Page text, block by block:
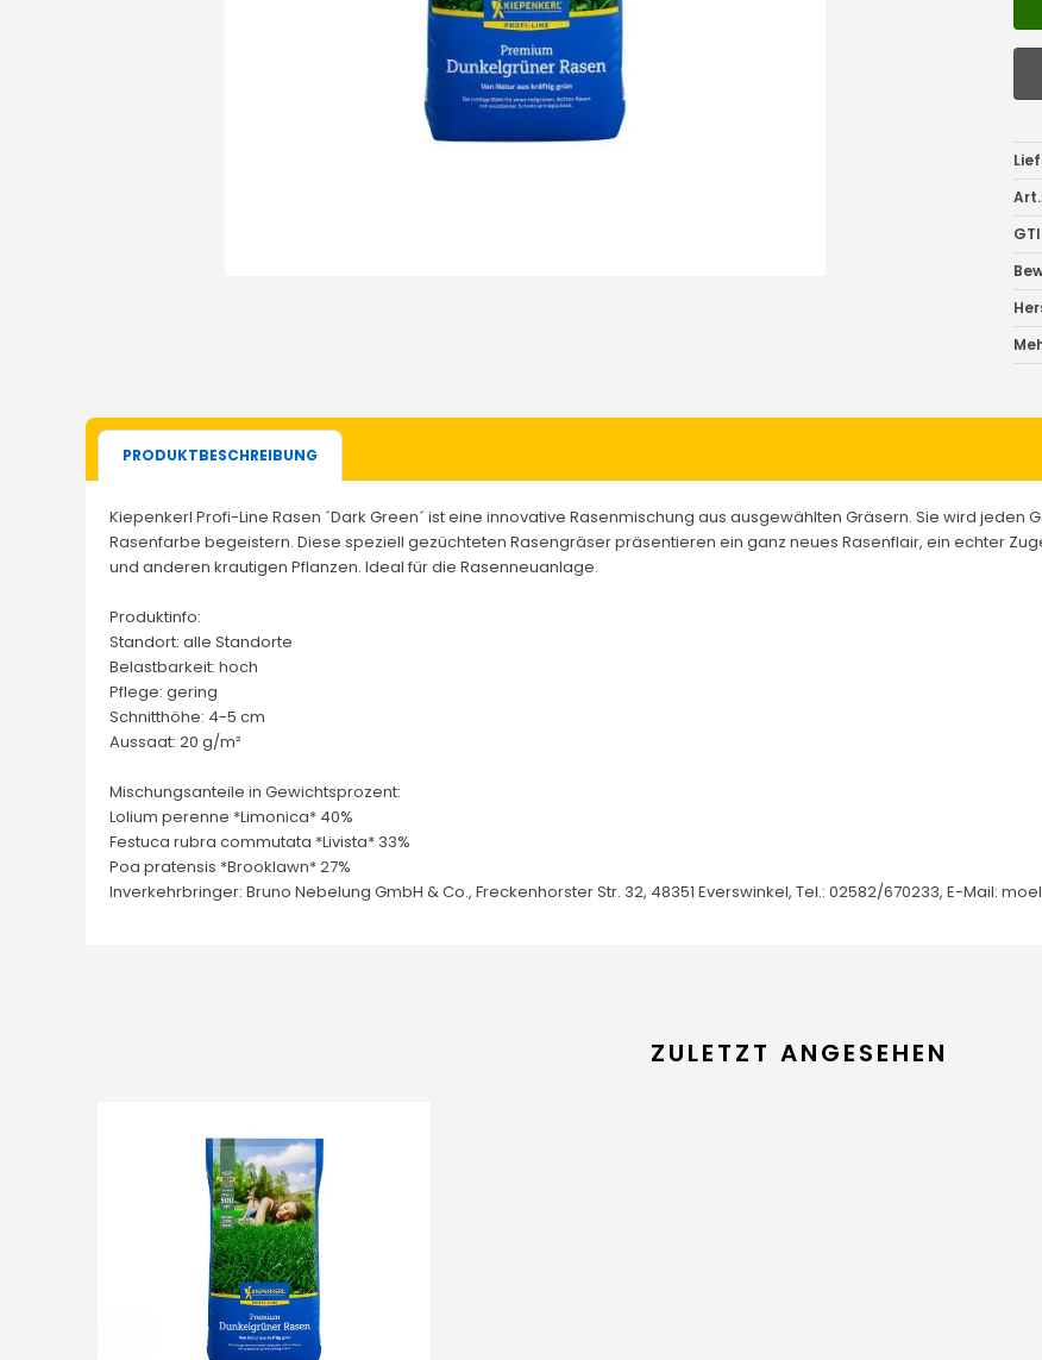
PRODUKTBESCHREIBUNG
Kiepenkerl Profi-Line Rasen ´Dark Green´ ist eine innovative Rasenmischung aus ausgewählten Gräsern. Sie wird
Rasenfarbe begeistern. Diese speziell gezüchteten Rasengräser präsentieren ein ganz neues Rasenflair, ein echter
und anderen krautigen Pflanzen. Ideal für die Rasenneuanlage.
Produktinfo:
Standort: alle Standorte
Belastbarkeit: hoch
Pflege: gering
Schnitthöhe: 4-5 cm
Aussaat: 20 g/m²
Mischungsanteile in Gewichtsprozent:
Lolium perenne *Limonica* 40%
Festuca rubra commutata *Livista* 33%
Poa pratensis *Brooklawn* 27%
Inverkehrbringer: Bruno Nebelung GmbH & Co., Freckenhorster Str. 32, 48351 Everswinkel, Tel.: 02582/670233, E-Mail:
ZULETZT ANGESEHEN